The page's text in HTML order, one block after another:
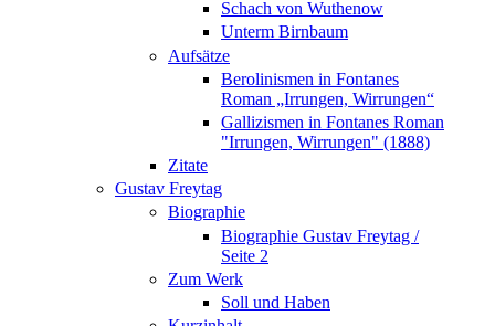
Schach von Wuthenow
Unterm Birnbaum
Aufsätze
Berolinismen in Fontanes
Roman „Irrungen, Wirrungen“
Gallizismen in Fontanes Roman
"Irrungen, Wirrungen" (1888)
Zitate
Gustav Freytag
Biographie
Biographie Gustav Freytag /
Seite 2
Zum Werk
Soll und Haben